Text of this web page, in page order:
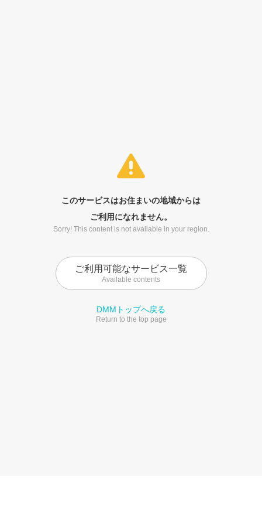
このサービスはお住まいの地域からは
ご利用になれません。
Sorry! This content is not available in your region.
ご利用可能なサービス一覧
Available contents
DMMトップへ戻る
Return to the top page